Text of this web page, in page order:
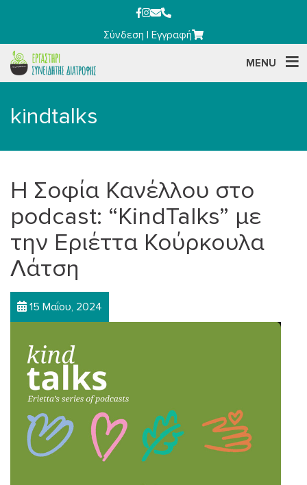
Σύνδεση |Εγγραφή
MENU
kindtalks
Η Σοφία Κανέλλου στο
podcast: “KindTalks” με
την Εριέττα Κούρκουλα
Λάτση
15 Μαΐου, 2024